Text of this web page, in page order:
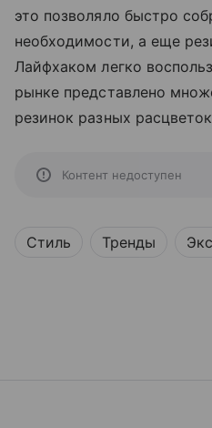
это позволяло быстро
необходимости, а еще
Лайфхаком легко
рынке представлено
резинок разных
Контент недоступен
Стиль Тренды